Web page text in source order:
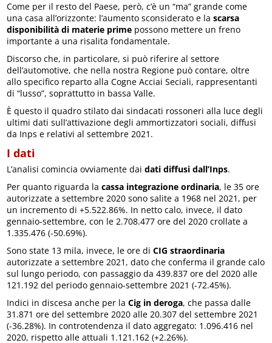
Come per il resto del Paese, però, c’è un “ma” grande come
una casa all’orizzonte: l’aumento sconsiderato e lascarsa
disponibilità di materie prime possono mettere un freno
importante a una risalita fondamentale.
Discorso che, in particolare, si può riferire al settore
dell’automotive, che nella nostra Regione può contare, oltre
allo specifico reparto alla Cogne Acciai Seciali, rappresentanti
di “lusso”, soprattutto in bassa Valle.
È questo il quadro stilato dai sindacati rossoneri alla luce degli
ultimi dati sull’attivazione degli ammortizzatori sociali, diffusi
da Inps e relativi al settembre 2021.
I dati
L’analisi comincia ovviamente daidati diffusi dall’Inps.
Per quanto riguarda lacassa integrazione ordinaria, le 35 ore
autorizzate a settembre 2020 sono salite a 1968 nel 2021, per
un incremento di +5.522.86%. In netto calo, invece, il dato
gennaio-settembre, con le 2.708.477 ore del 2020 crollate a
1.335.476 (-50.69%).
Sono state 13 mila, invece, le ore diCIG straordinaria
autorizzate a settembre 2021, dato che conferma il grande calo
sul lungo periodo, con passaggio da 439.837 ore del 2020 alle
121.192 del periodo gennaio-settembre 2021 (-72.45%).
Indici in discesa anche per laCig in deroga, che passa dalle
31.871 ore del settembre 2020 alle 20.307 del settembre 2021
(-36.28%). In controtendenza il dato aggregato: 1.096.416 nel
2020, rispetto alle attuali 1.121.162 (+2.26%).